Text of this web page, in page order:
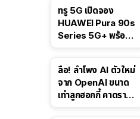
ทรู 5G เปิดจอง
HUAWEI Pura 90s
Series 5G+ พร้อม
ลือ! ลำโพง AI ตัวใหม่
จาก OpenAI ขนาด
เท่าลูกฮอกกี้ คาดราคา